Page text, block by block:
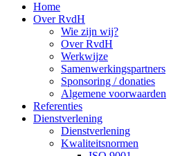
Home
Over RvdH
Wie zijn wij?
Over RvdH
Werkwijze
Samenwerkingspartners
Sponsoring / donaties
Algemene voorwaarden
Referenties
Dienstverlening
Dienstverlening
Kwaliteitsnormen